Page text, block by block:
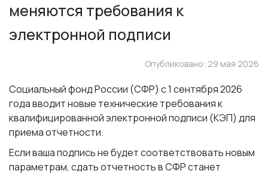
меняются требования к
электронной подписи
Опубликовано: 29 мая 2026
Социальный фонд России (СФР) с 1 сентября 2026
года вводит новые технические требования к
квалифицированной электронной подписи (КЭП) для
приема отчетности.
Если ваша подпись не будет соответствовать новым
параметрам, сдать отчетность в СФР станет